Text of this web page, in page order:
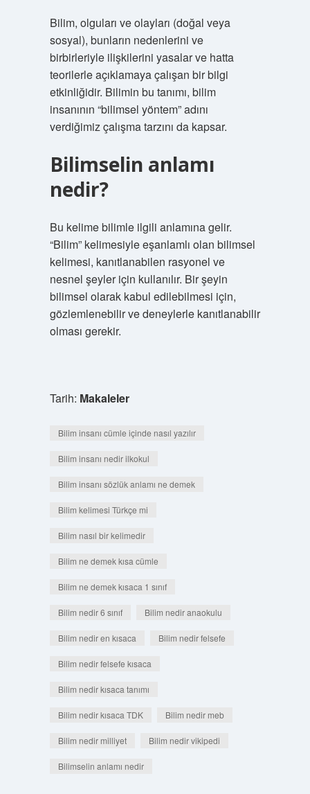
Bilim, olguları ve olayları (doğal veya
sosyal), bunların nedenlerini ve
birbirleriyle ilişkilerini yasalar ve hatta
teorilerle açıklamaya çalışan bir bilgi
etkinliğidir. Bilimin bu tanımı, bilim
insanının “bilimsel yöntem” adını
verdiğimiz çalışma tarzını da kapsar.
Bilimselin anlamı
nedir?
Bu kelime bilimle ilgili anlamına gelir.
“Bilim” kelimesiyle eşanlamlı olan bilimsel
kelimesi, kanıtlanabilen rasyonel ve
nesnel şeyler için kullanılır. Bir şeyin
bilimsel olarak kabul edilebilmesi için,
gözlemlenebilir ve deneylerle kanıtlanabilir
olması gerekir.
Tarih: Makaleler
Bilim insanı cümle içinde nasıl yazılır
Bilim insanı nedir ilkokul
Bilim insanı sözlük anlamı ne demek
Bilim kelimesi Türkçe mi
Bilim nasıl bir kelimedir
Bilim ne demek kısa cümle
Bilim ne demek kısaca 1 sınıf
Bilim nedir 6 sınıf Bilim nedir anaokulu
Bilim nedir en kısaca Bilim nedir felsefe
Bilim nedir felsefe kısaca
Bilim nedir kısaca tanımı
Bilim nedir kısaca TDK Bilim nedir meb
Bilim nedir milliyet Bilim nedir vikipedi
Bilimselin anlamı nedir